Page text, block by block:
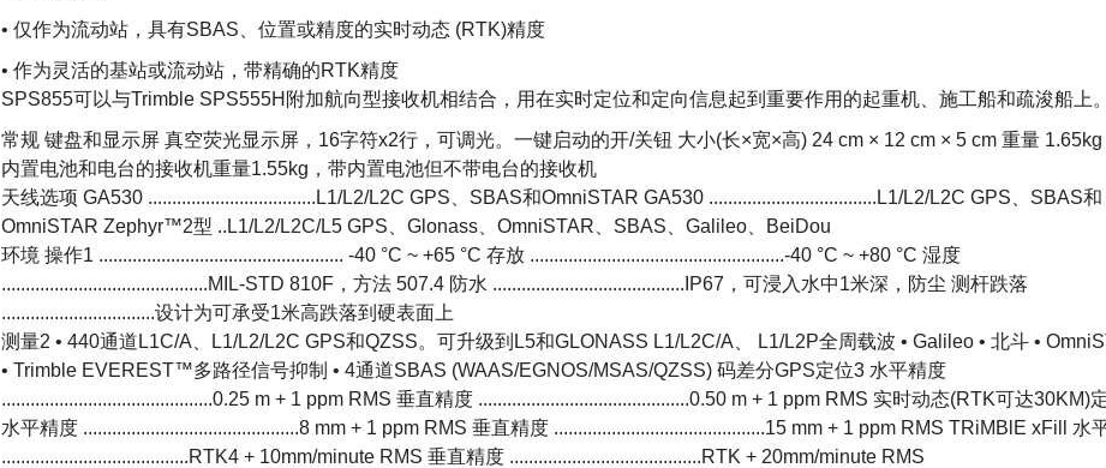
• 仅作为流动站，具有SBAS、位置或精度的实时动态 (RTK)精度
• 作为灵活的基站或流动站，带精确的RTK精度
SPS855可以与Trimble SPS555H附加航向型接收机相结合，用在实时定位和定向信息起到重要作用的起重机、施工船和疏浚船上
常规 键盘和显示屏 真空荧光显示屏，16字符x2行，可调光。一键启动的开/关钮 大小(长×宽×高) 24 cm × 12 cm × 5 cm 重量
内置电池和电台的接收机重量1.55kg，带内置电池但不带电台的接收机
天线选项 GA530 ...................................L1/L2/L2C GPS、SBAS和OmniSTAR GA530 ...................................L1/L2/L2C GPS、SBAS和
OmniSTAR Zephyr™2型 ..L1/L2/L2C/L5 GPS、Glonass、OmniSTAR、SBAS、Galileo、BeiDou
环境 操作1 ................................................... -40 °C ~ +65 °C 存放 .....................................................-40 °C ~ +80 °C 湿度
...........................................MIL-STD 810F，方法 507.4 防水 ........................................IP67，可浸入水中1米深，防尘 测杆跌落
................................设计为可承受1米高跌落到硬表面上
测量2 • 440通道L1C/A、L1/L2/L2C GPS和QZSS。可升级到L5和GLONASS L1/L2C/A、 L1/L2P全周载波 • Galileo • 北斗 •
• Trimble EVEREST™多路径信号抑制 • 4通道SBAS (WAAS/EGNOS/MSAS/QZSS) 码差分GPS定位3 水平精度
............................................0.25 m + 1 ppm RMS 垂直精度 ............................................0.50 m + 1 ppm RMS 实时动态(RTK可达30KM)
水平精度 .............................................8 mm + 1 ppm RMS 垂直精度 ............................................15 mm + 1 ppm RMS TRiMBlE xFill 水
.......................................RTK4 + 10mm/minute RMS 垂直精度 ........................................RTK + 20mm/minute RMS